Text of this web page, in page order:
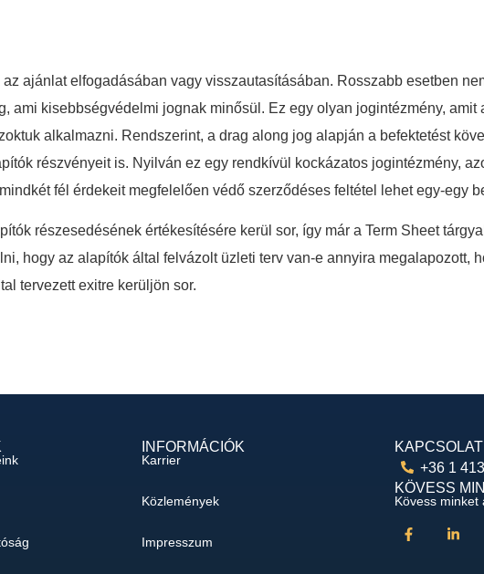
ajánlat elfogadásában vagy visszautasításában. Rosszabb esetben
ami kisebbségvédelmi jognak minősül. Ez egy olyan jogintézmény,
alkalmazni. Rendszerint, a drag along jog alapján a befektetést
részvényeit is. Nyilván ez egy rendkívül kockázatos jogintézmény,
fél érdekeit megfelelően védő szerződéses feltétel lehet egy-egy
részesedésének értékesítésére kerül sor, így már a Term Sheet
hogy az alapítók által felvázolt üzleti terv van-e annyira megalapozott,
tervezett exitre kerüljön sor.
INFORMÁCIÓK
Karrier
Közlemények
Impresszum
KAPCSOLAT
+36 1
KÖVESS
Kövess minket